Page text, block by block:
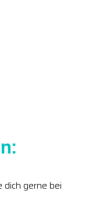
dich gerne bei